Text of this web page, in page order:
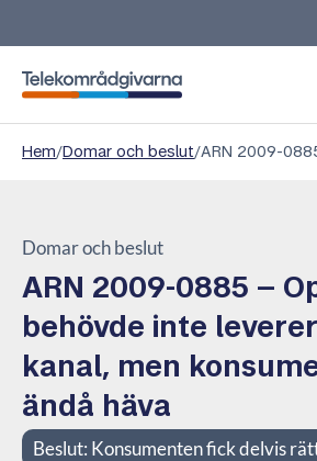
Telekområdgivarna
Hem/Domar och beslut/
Domar och beslut
ARN 2009-0885 –
behövde inte
kanal, men
ändå häva
Beslut: Konsumenten fick delvis